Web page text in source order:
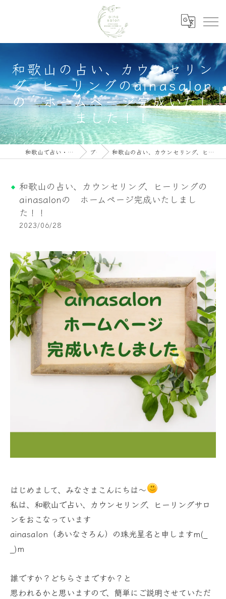
和歌山の占い、カウンセリン
グ、ヒーリングのainasalon
の ホームページ完成いたし
ました！！
和歌山で占い・カウンセリングならainasalon ブログ 和歌山の占い、カウンセリング、ヒーリングのainasalonの ホームページ完成いたしました！！
和歌山の占い、カウンセリング、ヒーリングの
ainasalonの ホームページ完成いたしまし
た！！
2023/06/28
はじめまして、みなさまこんにちは～
私は、和歌山で占い、カウンセリング、ヒーリングサロ
ンをおこなっています
ainasalon（あいなさろん）の珠光星名と申しますm(_
_)m
誰ですか？どちらさまですか？と
思われるかと思いますので、簡単にご説明させていただ